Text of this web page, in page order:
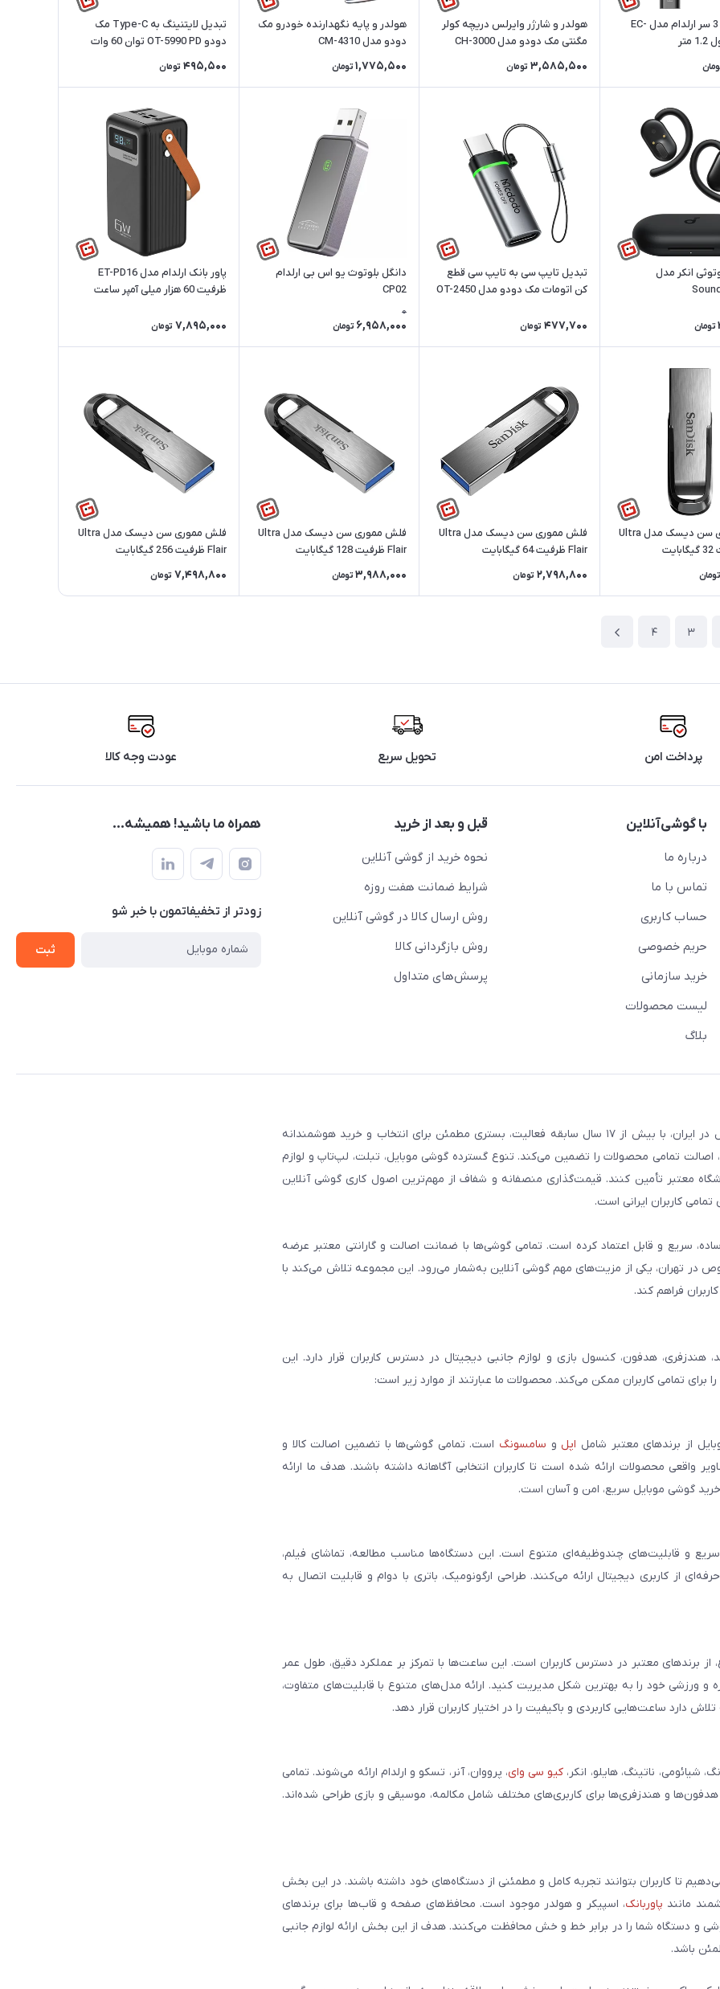
کابل تبدیل 3 سر ارلدام مدل EC-
هولدر و شارژر وایرلس دریچه کولر
مگنتی مک دودو مدل CH-3000
3,585,500 تومان
هولدر و پایه نگهدارنده خودرو مک
دودو مدل CM-4310
1,775,500 تومان
تبدیل لایتنینگ به Type-C مک
دودو OT-5990 PD توان 60 وات
495,500 تومان
انکر مدل
تومان
تبدیل تایپ سی به تایپ سی قطع
کن اتومات مک دودو مدل OT-2450
477,700 تومان
دانگل بلوتوث یو اس بی ارلدام
CP02
0
6,958,000 تومان
پاور بانک ارلدام مدل ET-PD16
ظرفیت 60 هزار میلی آمپر ساعت
7,895,000 تومان
فلش مموری سن دیسک مدل Ultra
تومان
فلش مموری سن دیسک مدل Ultra
Flair ظرفیت 64 گیگابایت
2,798,800 تومان
فلش مموری سن دیسک مدل Ultra
Flair ظرفیت 128 گیگابایت
3,988,000 تومان
فلش مموری سن دیسک مدل Ultra
Flair ظرفیت 256 گیگابایت
7,498,800 تومان
3
4
پرداخت امن تحویل سریع عودت وجه کالا
با گوشی‌آنلاین
درباره ما
تماس با ما
حساب کاربری
حریم خصوصی
خرید سازمانی
لیست محصولات
بلاگ
قبل و بعد از خرید
نحوه خرید از گوشی آنلاین
شرایط ضمانت هفت روزه
روش ارسال کالا در گوشی آنلاین
روش بازگردانی کالا
پرسش‌های متداول
همراه ما باشید! همیشه...
زودتر از تخفیفاتمون با خبر شو
ثبت
فروشگاه گوشی آنلاین به‌عنوان یکی از مراجع تخصصی خرید لوازم دیجیتال در ایران، با بیش از ۱۷ سال سابقه فعالیت، بستری مطمئن برای انتخاب و خرید هوشمندانه
اصالت تمامی محصولات را تضمین می‌کند. تنوع گسترده گوشی موبایل، تبلت، لپ‌تاپ و لوازم
معتبر تأمین کنند. قیمت‌گذاری منصفانه و شفاف از مهم‌ترین اصول کاری گوشی آنلاین
کاربران ایرانی است.
سریع و قابل اعتماد کرده است. تمامی گوشی‌ها با ضمانت اصالت و گارانتی معتبر عرضه
در تهران، یکی از مزیت‌های مهم گوشی آنلاین به‌شمار می‌رود. این مجموعه تلاش می‌کند با
فراهم کند.
هدفون، کنسول بازی و لوازم جانبی دیجیتال در دسترس کاربران قرار دارد. این
تمامی کاربران ممکن می‌کند. محصولات ما عبارتند از موارد زیر است:
از برندهای معتبر شامل اپل و سامسونگ است. تمامی گوشی‌ها با تضمین اصالت کالا و
محصولات ارائه شده است تا کاربران انتخابی آگاهانه داشته باشند. هدف ما ارائه
گوشی موبایل سریع، امن و آسان است.
و قابلیت‌های چندوظیفه‌ای متنوع است. این دستگاه‌ها مناسب مطالعه، تماشای فیلم،
از کاربری دیجیتال ارائه می‌کنند. طراحی ارگونومیک، باتری با دوام و قابلیت اتصال به
از برندهای معتبر در دسترس کاربران است. این ساعت‌ها با تمرکز بر عملکرد دقیق، طول عمر
و ورزشی خود را به بهترین شکل مدیریت کنید. ارائه مدل‌های متنوع با قابلیت‌های متفاوت،
ساعت‌هایی کاربردی و باکیفیت را در اختیار کاربران قرار دهد.
ناتینگ، هایلو، انکر، کیو سی وای، پرووان، آنر، تسکو و ارلدام ارائه می‌شوند. تمامی
و هندزفری‌ها برای کاربری‌های مختلف شامل مکالمه، موسیقی و بازی طراحی شده‌اند.
تا کاربران بتوانند تجربه کامل و مطمئنی از دستگاه‌های خود داشته باشند. در این بخش
مانند پاوربانک، اسپیکر و هولدر موجود است. محافظ‌های صفحه و قاب‌ها برای برندهای
و دستگاه شما را در برابر خط و خش محافظت می‌کنند. هدف از این بخش ارائه لوازم جانبی
باشد.